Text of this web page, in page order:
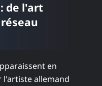
de l'art
en
l'artiste allemand